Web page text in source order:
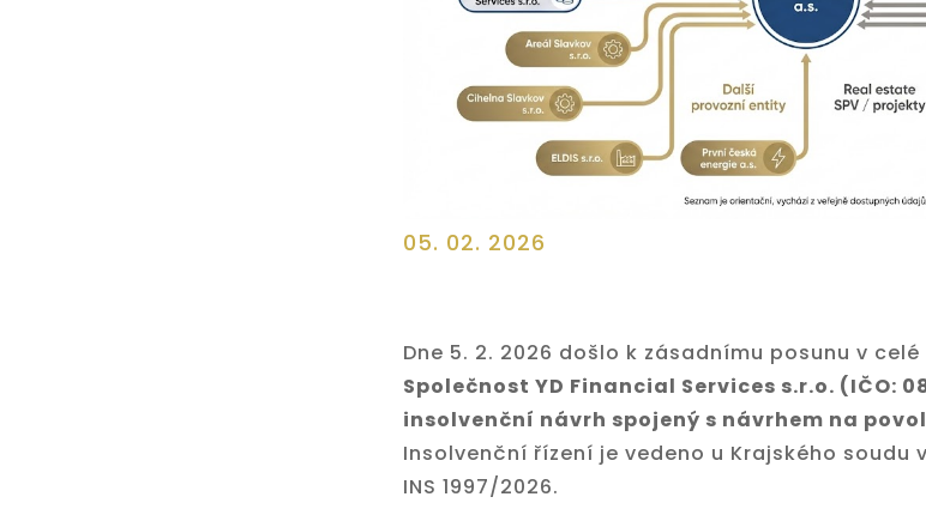
05. 02. 2026
Dne 5. 2. 2026 došlo k zásadnímu posunu v
Společnost YD Financial Services s.r.o. (IČO:
insolvenční návrh spojený s návrhem na
Insolvenční řízení je vedeno u Krajského soudu v
INS 1997/2026.